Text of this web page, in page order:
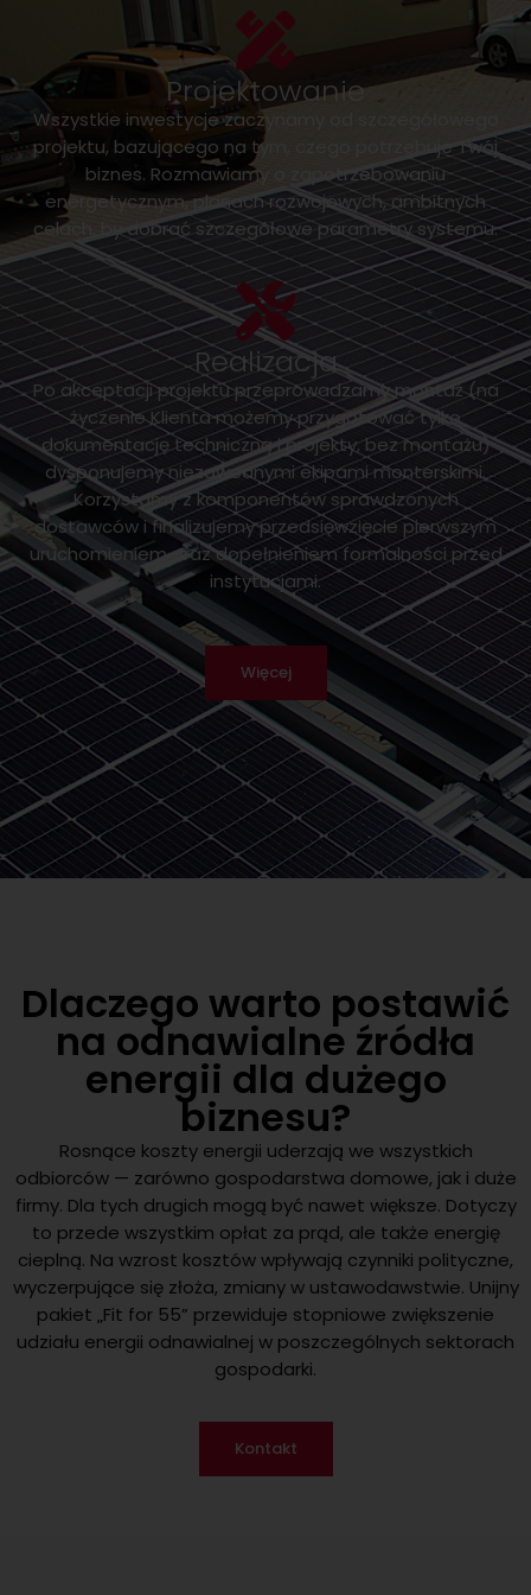
Projektowanie
Wszystkie inwestycje zaczynamy od szczegółowego
projektu, bazującego na tym, czego potrzebuje Twój
biznes. Rozmawiamy o zapotrzebowaniu
energetycznym, planach rozwojowych, ambitnych
celach, by dobrać szczegółowe parametry systemu.
Realizacja
Po akceptacji projektu przeprowadzamy montaż (na
życzenie Klienta możemy przygotować tylko
dokumentację techniczną i projekty, bez montażu)
dysponujemy niezawodnymi ekipami monterskimi.
Korzystamy z komponentów sprawdzonych
dostawców i finalizujemy przedsięwzięcie pierwszym
uruchomieniem oraz dopełnieniem formalności przed
instytucjami.
Więcej
Dlaczego warto postawić
na odnawialne źródła
energii dla dużego
biznesu?
Rosnące koszty energii uderzają we wszystkich
odbiorców — zarówno gospodarstwa domowe, jak i duże
firmy. Dla tych drugich mogą być nawet większe. Dotyczy
to przede wszystkim opłat za prąd, ale także energię
cieplną. Na wzrost kosztów wpływają czynniki polityczne,
wyczerpujące się złoża, zmiany w ustawodawstwie. Unijny
pakiet „Fit for 55” przewiduje stopniowe zwiększenie
udziału energii odnawialnej w poszczególnych sektorach
gospodarki.
Kontakt